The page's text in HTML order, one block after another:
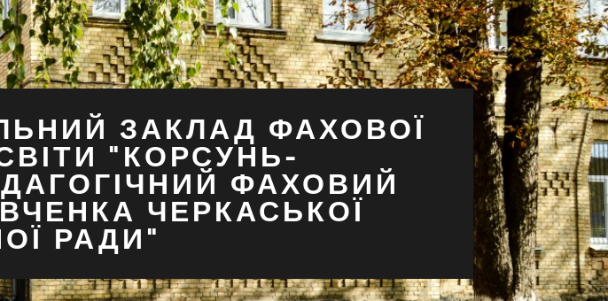
ЗАКЛАД ФАХОВОЇ
"КОРСУНЬ-
ФАХОВИЙ
ЧЕРКАСЬКОЇ
РАДИ"